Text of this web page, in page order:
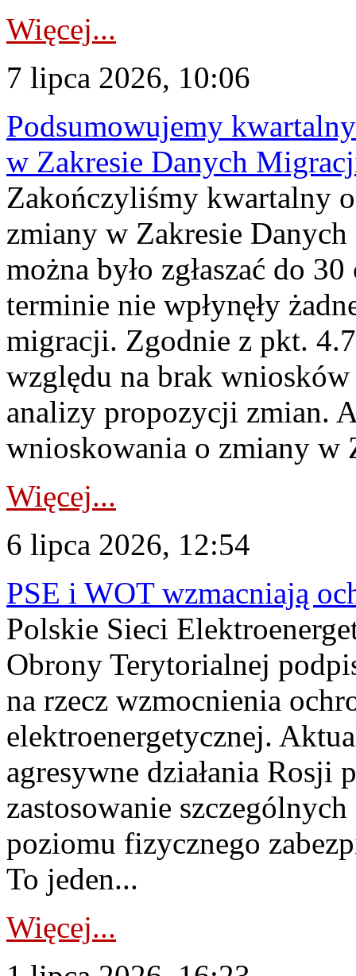
Więcej...
7 lipca 2026, 10:06
Podsumowujemy
w Zakresie Danych
Zakończyliśmy kwartalny
zmiany w Zakresie
można było zgłaszać do
terminie nie wpłynęły
migracji. Zgodnie z pkt.
względu na brak
analizy propozycji zmian.
wnioskowania o zmiany w
Więcej...
6 lipca 2026, 12:54
PSE i WOT wzmacniają
Polskie Sieci
Obrony Terytorialnej
na rzecz wzmocnienia
elektroenergetycznej.
agresywne działania Rosji
zastosowanie
poziomu fizycznego
To jeden...
Więcej...